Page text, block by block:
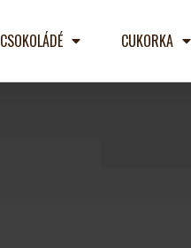
CSOKOLÁDÉ CUKORKA